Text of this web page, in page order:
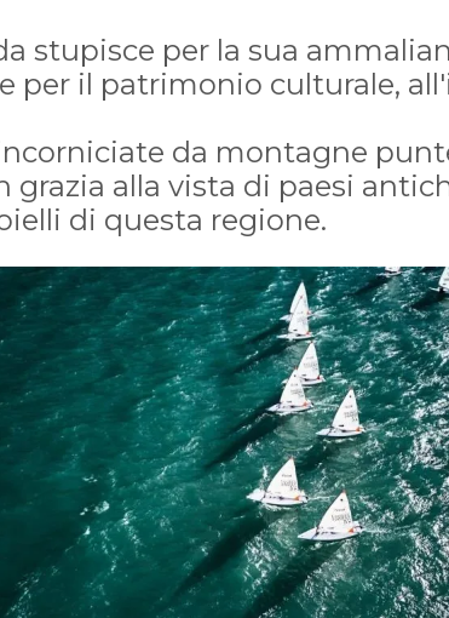
stupisce per la sua
per il patrimonio culturale,
da montagne
grazia alla vista di paesi
di questa regione.